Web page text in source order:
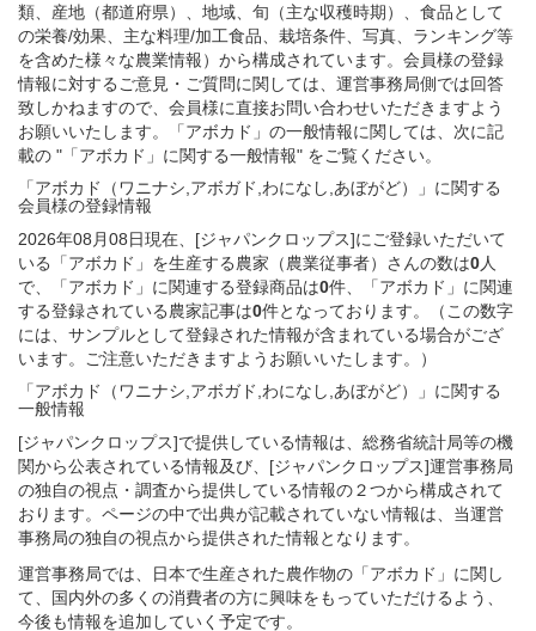
類、産地（都道府県）、地域、旬（主な収穫時期）、食品として
の栄養/効果、主な料理/加工食品、栽培条件、写真、ランキング等
を含めた様々な農業情報）から構成されています。会員様の登録
情報に対するご意見・ご質問に関しては、運営事務局側では回答
致しかねますので、会員様に直接お問い合わせいただきますよう
お願いいたします。「アボカド」の一般情報に関しては、次に記
載の "「アボカド」に関する一般情報" をご覧ください。
「アボカド（ワニナシ,アボガド,わになし,あぼがど）」 に関する
会員様の登録情報
2026年08月08日現在、[ジャパンクロップス]にご登録いただいて
いる「アボカド」を生産する農家（農業従事者）さんの数は0人
で、「アボカド」に関連する登録商品は0件、「アボカド」に関連
する登録されている農家記事は0件となっております。（この数字
には、サンプルとして登録された情報が含まれている場合がござ
います。ご注意いただきますようお願いいたします。）
「アボカド（ワニナシ,アボガド,わになし,あぼがど）」 に関する
一般情報
[ジャパンクロップス]で提供している情報は、総務省統計局等の機
関から公表されている情報及び、[ジャパンクロップス]運営事務局
の独自の視点・調査から提供している情報の２つから構成されて
おります。ページの中で出典が記載されていない情報は、当運営
事務局の独自の視点から提供された情報となります。
運営事務局では、日本で生産された農作物の「アボカド」に関し
て、国内外の多くの消費者の方に興味をもっていただけるよう、
今後も情報を追加していく予定です。